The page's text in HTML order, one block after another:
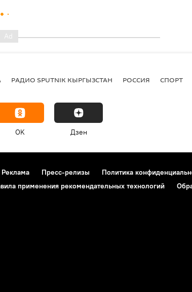
РАДИО SPUTNIK КЫРГЫЗСТАН РОССИЯ СПОРТ
OK Дзен
Реклама Пресс-релизы
Политика
применения рекомендательных технологий